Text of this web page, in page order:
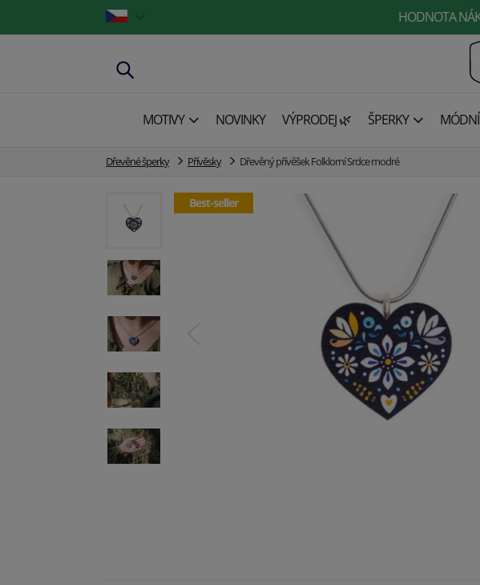
HODNOTA
MOTIVY NOVINKY VÝPRODEJ 🌿 ŠPERKY
Dřevěné šperky Přívěsky Dřevěný přívěšek Folklorní Srdce modré
Best-seller